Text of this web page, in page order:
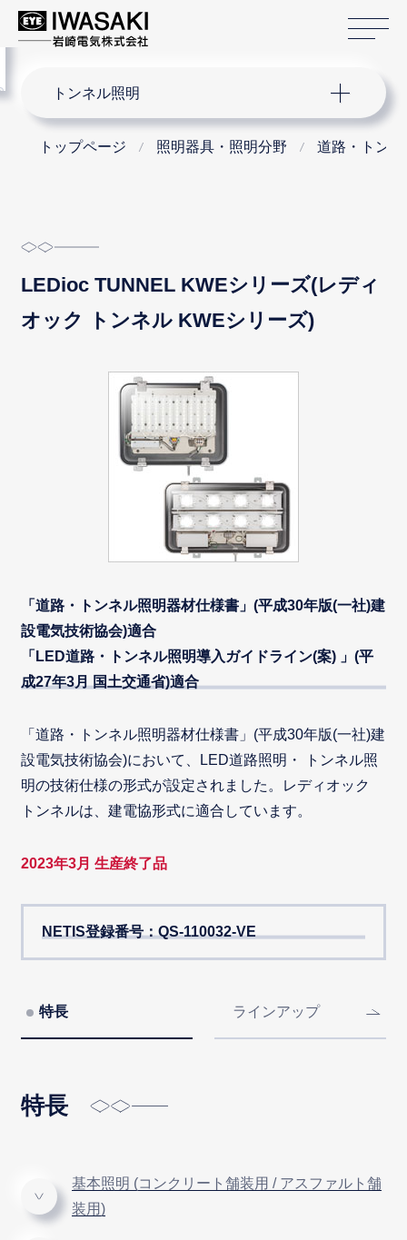
トンネル照明
トップページ 照明器具・照明分野 道路・トン
LEDioc TUNNEL KWEシリーズ(レディ
オック トンネル KWEシリーズ)
「道路・トンネル照明器材仕様書」(平成30年版(一社)建
設電気技術協会)適合
「LED道路・トンネル照明導入ガイドライン(案) 」(平
成27年3月 国土交通省)適合
「道路・トンネル照明器材仕様書」(平成30年版(一社)建
設電気技術協会)において、LED道路照明・ トンネル照
明の技術仕様の形式が設定されました。レディオック
トンネルは、建電協形式に適合しています。
2023年3月 生産終了品
NETIS登録番号：QS-110032-VE
特長 ラインアップ
特長
基本照明 (コンクリート舗装用 / アスファルト舗
装用)
menu